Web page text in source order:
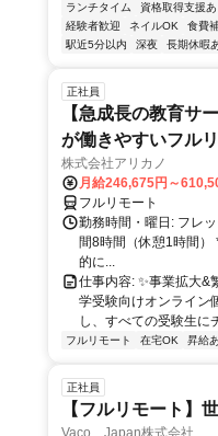
ランチタイム 資格取得支援あ
経験者歓迎
ネイルOK 食費
駅近5分以内
深夜 長期休暇
正社員
【急成長の教育サ
が働きやすいフル
株式会社アリカノ
月給246,675円～
フルリモート
勤務時間・曜日: フレ
間8時間（休憩1時間
的に...
仕事内容: ✨️事業拡大
学受験向けオンライン
し、すべての受験生に
フルリモート 在宅OK 昇給
正社員
【フルリモート】
Vaco Japan株式会社